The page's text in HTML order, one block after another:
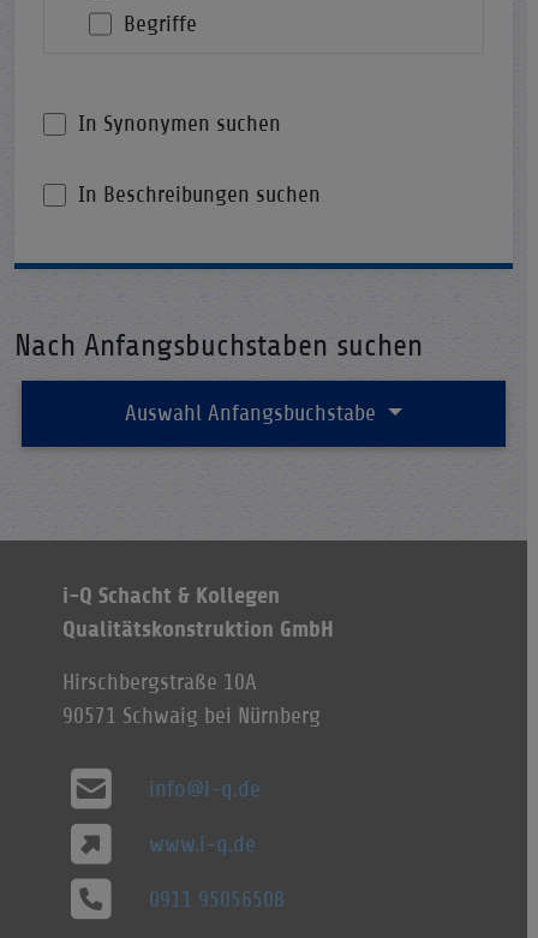
Begriffe
In Synonymen suchen
In Beschreibungen suchen
Nach Anfangsbuchstaben suchen
Auswahl Anfangsbuchstabe
i-Q Schacht & Kollegen
Qualitätskonstruktion GmbH
Hirschbergstraße 10A
90571 Schwaig bei Nürnberg
info@i-q.de
www.i-q.de
0911 95056508